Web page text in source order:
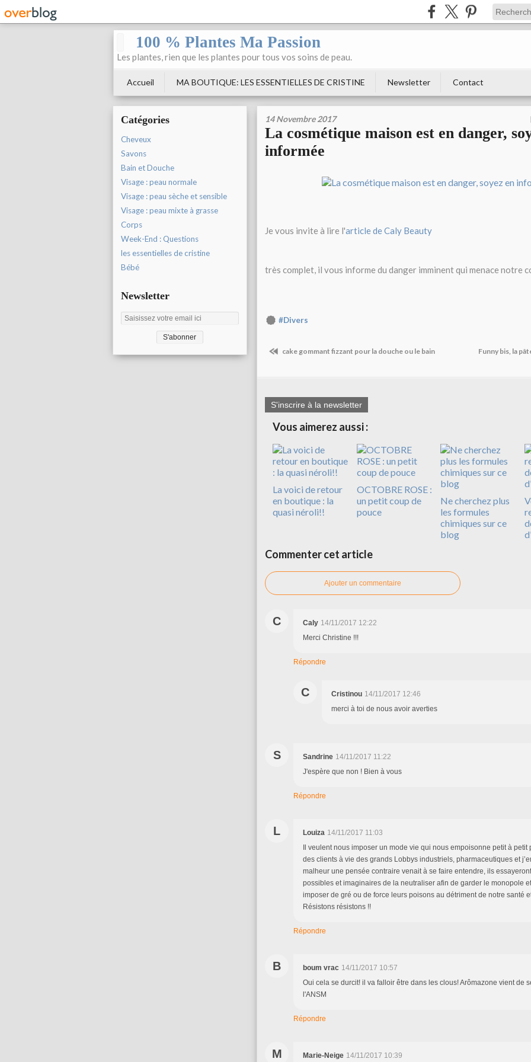
100 % Plantes Ma Passion
Les plantes, rien que les plantes pour tous vos soins de peau.
Accueil MA BOUTIQUE: LES ESSENTIELLES DE CRISTINE Newsletter Contact
Catégories
Cheveux
Savons
Bain et Douche
Visage : peau normale
Visage : peau sèche et sensible
Visage : peau mixte à grasse
Corps
Week-End : Questions
les essentielles de cristine
Bébé
Newsletter
14 Novembre 2017
La cosmétique maison est en danger,
informée
Je vous invite à lire l'article de Caly Beauty
très complet, il vous informe du danger imminent qui menace notre
#Divers
cake gommant fizzant pour la douche ou le bain Funny bis, la
S'inscrire à la newsletter
Vous aimerez aussi :
La voici de retour
en boutique : la
quasi néroli!!
OCTOBRE ROSE :
un petit coup de
pouce
Ne cherchez plus
les formules
chimiques sur ce
blog
Commenter cet article
Ajouter un commentaire
C Caly 14/11/2017 12:22
Merci Christine !!!
Répondre
C Cristinou 14/11/2017 12:46
merci à toi de nous avoir averties
S Sandrine 14/11/2017 11:22
J'espère que non ! Bien à vous
Répondre
L Louiza 14/11/2017 11:03
Il veulent nous imposer un mode vie qui nous empoisonne petit à petit
des clients à vie des grands Lobbys industriels, pharmaceutiques et
malheur une pensée contraire venait à se faire entendre, ils
possibles et imaginaires de la neutraliser afin de garder le monopole
imposer de gré ou de force leurs poisons au détriment de notre santé
Résistons résistons !!
Répondre
B boum vrac 14/11/2017 10:57
Oui cela se durcit! il va falloir être dans les clous! Arômazone vient de
l'ANSM
Répondre
M Marie-Neige 14/11/2017 10:39